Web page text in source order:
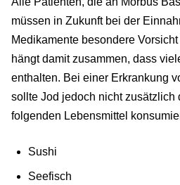
müssen in Zukunft bei der
Medikamente besondere
hängt damit zusammen, dass
enthalten. Bei einer Erkrankung
sollte Jod jedoch nicht zusätzlich
folgenden Lebensmittel
Sushi
Seefisch